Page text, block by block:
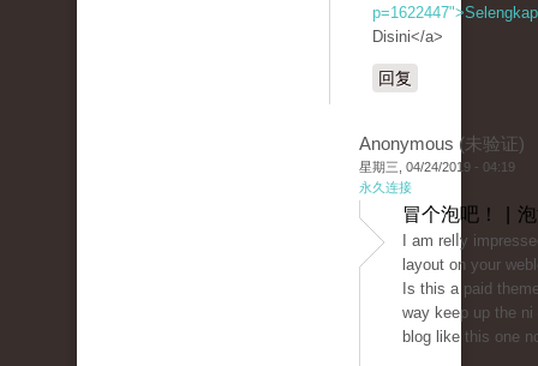
Disini</a>
回复
Anonymous (未验证)
星期三, 04/24/2019 - 04:19
永久连接
冒个泡吧！ |
I am relⅼy
layout on your
Is this a paid
way keep up the
blog like this one